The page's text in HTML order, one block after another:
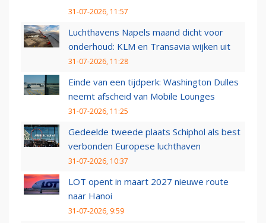
31-07-2026, 11:57
Luchthavens Napels maand dicht voor
onderhoud: KLM en Transavia wijken uit
31-07-2026, 11:28
Einde van een tijdperk: Washington Dulles
neemt afscheid van Mobile Lounges
31-07-2026, 11:25
Gedeelde tweede plaats Schiphol als best
verbonden Europese luchthaven
31-07-2026, 10:37
LOT opent in maart 2027 nieuwe route
naar Hanoi
31-07-2026, 9:59